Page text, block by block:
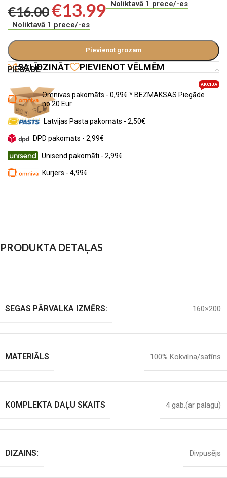
€16.00€13.99 Noliktavā 1 prece/-es
Noliktavā 1 prece/-es
Pievienot grozam
SALĪDZINĀT PIEVIENOT VĒLMĒM
PIEGĀDE
Omnivas pakomāts - 0,99€ * BEZMAKSAS Piegāde
no 20 Eur
AKCIJA
Latvijas Pasta pakomāts - 2,50€
DPD pakomāts - 2,99€
Unisend pakomāti - 2,99€
Kurjers - 4,99€
PRODUKTA DETAĻAS
SEGAS PĀRVALKA IZMĒRS: 160×200
MATERIĀLS 100% Kokvilna/satīns
KOMPLEKTA DAĻU SKAITS 4 gab.(ar palagu)
DIZAINS: Divpusējs